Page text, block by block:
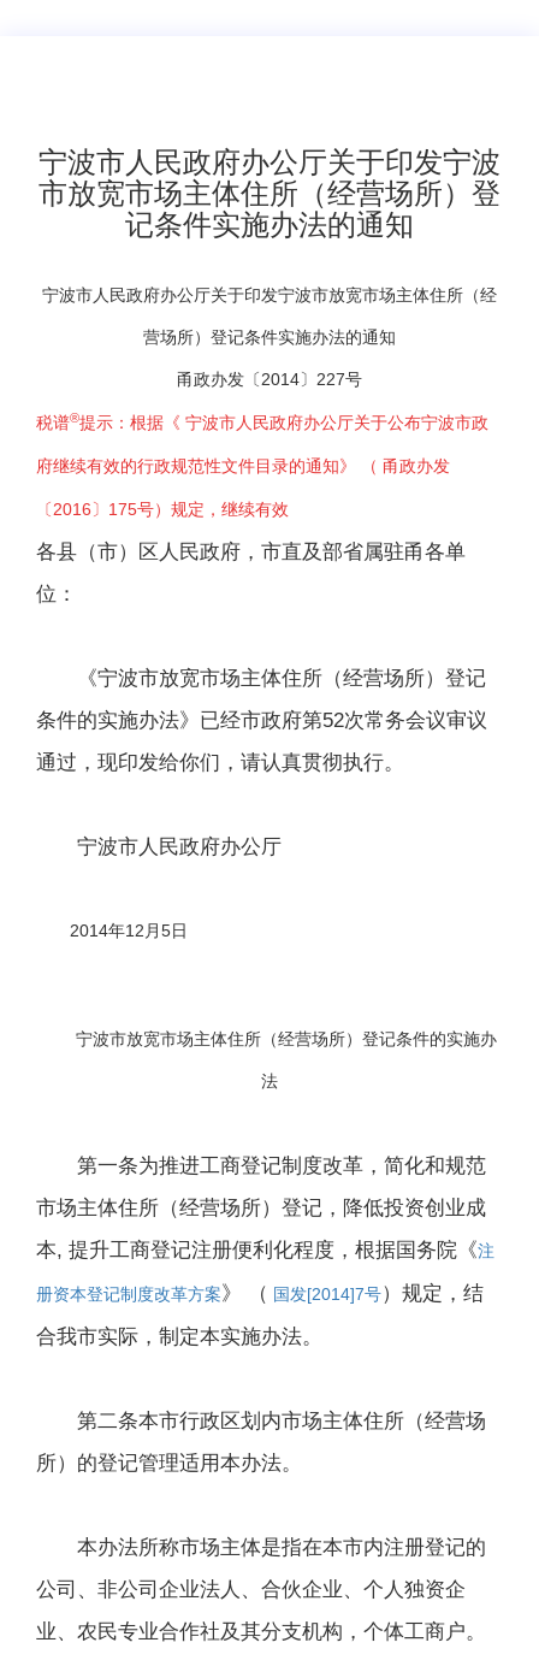
宁波市人民政府办公厅关于印发宁波
市放宽市场主体住所（经营场所）登
记条件实施办法的通知
宁波市人民政府办公厅关于印发宁波市放宽市场主体住所（经
营场所）登记条件实施办法的通知
甬政办发〔2014〕227号
税谱®提示： 根据 《 宁波市人民政府办公厅关于公布宁波市政
府继续有效的行政规范性文件目录的通知》 （ 甬政办发
〔2016〕175号） 规定，继续有效
各县（市）区人民政府，市直及部省属驻甬各单
位：
《宁波市放宽市场主体住所（经营场所）登记
条件的实施办法》已经市政府第52次常务会议审议
通过，现印发给你们，请认真贯彻执行。
宁波市人民政府办公厅
2014年12月5日
宁波市放宽市场主体住所（经营场所） 登记条件的实施办
法
第一条为推进工商登记制度改革，简化和规范
市场主体住所（经营场所）登记，降低投资创业成
本, 提升工商登记注册便利化程度，根据国务院《注
册资本登记制度改革方案》 （ 国发[2014]7号）规定，结
合我市实际，制定本实施办法。
第二条本市行政区划内市场主体住所（经营场
所）的登记管理适用本办法。
本办法所称市场主体是指在本市内注册登记的
公司、非公司企业法人、合伙企业、个人独资企
业、农民专业合作社及其分支机构，个体工商户。